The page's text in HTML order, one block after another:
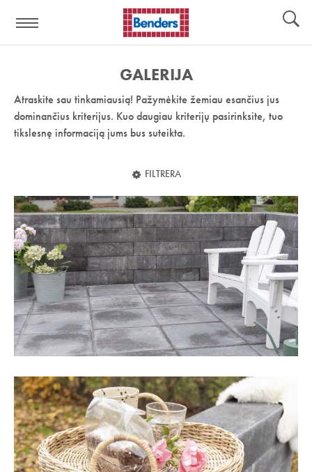
nuoroda:
GALERIJA
Atraskite sau tinkamiausią! Pažymėkite žemiau esančius jus
dominančius kriterijus. Kuo daugiau kriterijų pasirinksite, tuo
tikslesnę informaciją jums bus suteikta.
FILTRERA